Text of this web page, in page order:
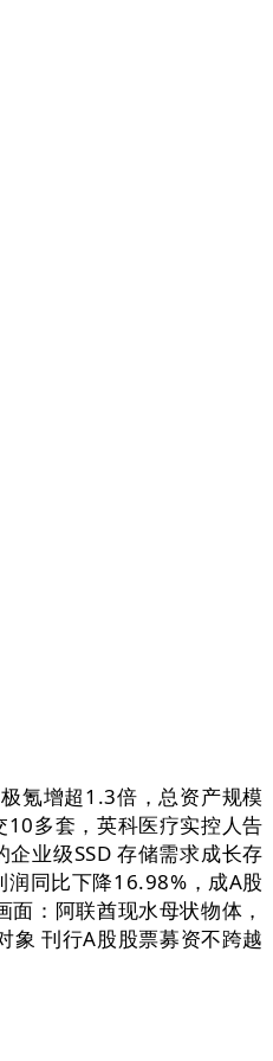
氪增超1.3倍，总资产规模
多套，英科医疗实控人告
业级SSD 存储需求成长存
同比下降16.98%，成A股
：阿联酋现水母状物体，
象 刊行A股股票募资不跨越